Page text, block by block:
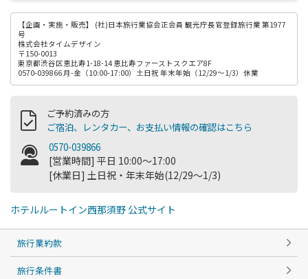
【企画・実施・販売】
(社)日本旅行業協会正会員 観光庁長官登録旅行業 第1977
号
株式会社タイムデザイン
〒150-0013
東京都渋谷区恵比寿1-18-14 恵比寿ファーストスクエア8F
0570-039866 月-金（10:00-17:00）土日祝 年末年始（12/29～1/3）休業
ご予約済みの方
ご宿泊、レンタカー、お支払い情報の確認はこちら
0570-039866
[営業時間] 平日 10:00～17:00
[休業日] 土日祝・年末年始(12/29～1/3)
ホテルルートイン西那須野 公式サイト
旅行業約款
旅行条件書